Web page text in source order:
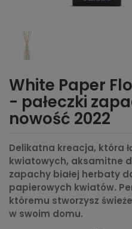
White Paper
- pałeczki
nowość 2022
Delikatna kreacja, która
kwiatowych, aksamitne
zapachy białej herbaty
papierowych kwiatów.
któremu stworzysz
w swoim domu.